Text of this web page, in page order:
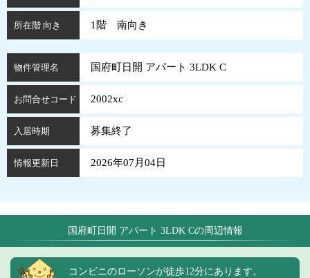
所在階 向き 1階 南向き
物件管理名 国府町日開 アパート 3LDK C
お問合せコード 2002xc
入居時期 募集終了
情報更新日 2026年07月04日
国府町日開 アパート 3LDK Cの周辺情報
コンビニのローソンが徒歩12分にあります。